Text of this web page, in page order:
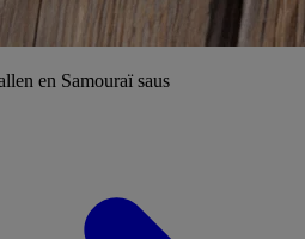
en Samouraï saus